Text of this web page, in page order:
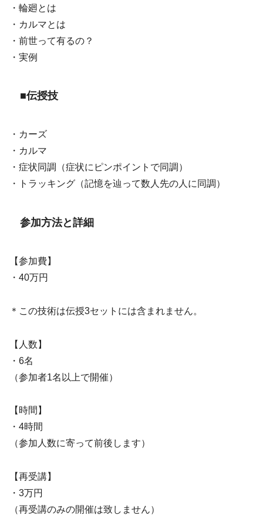
・輪廻とは
・カルマとは
・前世って有るの？
・実例
■伝授技
・カーズ
・カルマ
・症状同調（症状にピンポイントで同調）
・トラッキング（記憶を辿って数人先の人に同調）
参加方法と詳細
【参加費】
・40万円
＊この技術は伝授3セットには含まれません。
【人数】
・6名
（参加者1名以上で開催）
【時間】
・4時間
（参加人数に寄って前後します）
【再受講】
・3万円
（再受講のみの開催は致しません）